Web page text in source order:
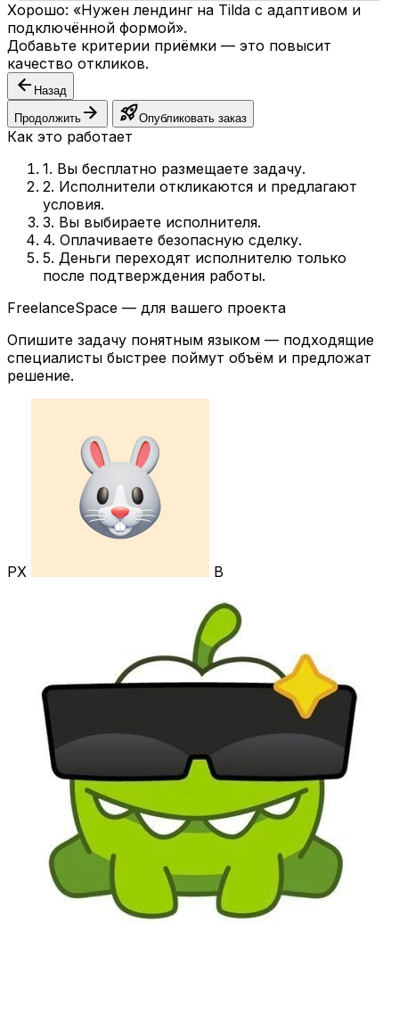
Хорошо: «Нужен лендинг на Tilda с адаптивом и
подключённой формой».
Добавьте критерии приёмки — это повысит
качество откликов.
arrow_back Назад
Продолжить arrow_forward rocket_launchОпубликовать заказ
Как это работает
1. Вы бесплатно размещаете задачу.
2. Исполнители откликаются и предлагают
условия.
3. Вы выбираете исполнителя.
4. Оплачиваете безопасную сделку.
5. Деньги переходят исполнителю только
после подтверждения работы.
FreelanceSpace — для вашего проекта
Опишите задачу понятным языком — подходящие
специалисты быстрее поймут объём и предложат
решение.
РХ В